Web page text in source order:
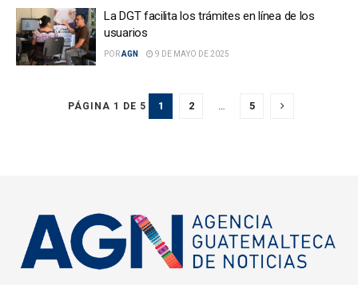
La DGT facilita los trámites en línea de los
usuarios
PORAGN 9 DE MAYO DE 2025
PÁGINA 1 DE 5 1 2 5